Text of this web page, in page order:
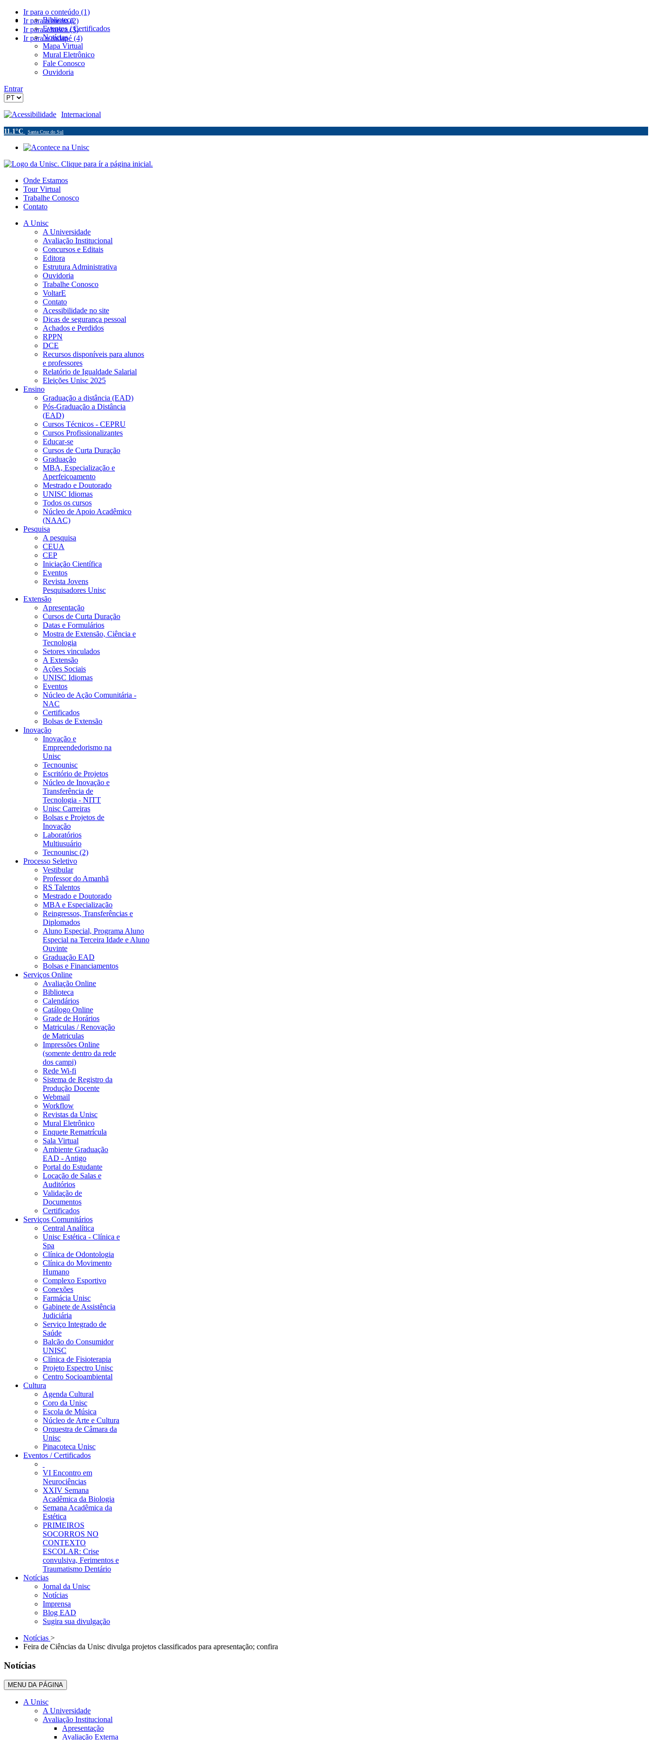
Ir para o conteúdo (1)
Ir para o menu (2)
Ir para a busca (3)
Ir para o rodapé (4)
Biblioteca
Eventos / Certificados
Notícias
Mapa Virtual
Mural Eletrônico
Fale Conosco
Ouvidoria
Entrar
Acessibilidade Internacional
11.1°C Santa Cruz do Sul
Onde Estamos
Tour Virtual
Trabalhe Conosco
Contato
A Unisc
A Universidade
Avaliação Institucional
Concursos e Editais
Editora
Estrutura Administrativa
Ouvidoria
Trabalhe Conosco
VoltarE
Contato
Acessibilidade no site
Dicas de segurança pessoal
Achados e Perdidos
RPPN
DCE
Recursos disponíveis para alunos
e professores
Relatório de Igualdade Salarial
Eleições Unisc 2025
Ensino
Graduação a distância (EAD)
Pós-Graduação a Distância
(EAD)
Cursos Técnicos - CEPRU
Cursos Profissionalizantes
Educar-se
Cursos de Curta Duração
Graduação
MBA, Especialização e
Aperfeiçoamento
Mestrado e Doutorado
UNISC Idiomas
Todos os cursos
Núcleo de Apoio Acadêmico
(NAAC)
Pesquisa
A pesquisa
CEUA
CEP
Iniciação Científica
Eventos
Revista Jovens
Pesquisadores Unisc
Extensão
Apresentação
Cursos de Curta Duração
Datas e Formulários
Mostra de Extensão, Ciência e
Tecnologia
Setores vinculados
A Extensão
Ações Sociais
UNISC Idiomas
Eventos
Núcleo de Ação Comunitária -
NAC
Certificados
Bolsas de Extensão
Inovação
Inovação e
Empreendedorismo na
Unisc
Tecnounisc
Escritório de Projetos
Núcleo de Inovação e
Transferência de
Tecnologia - NITT
Unisc Carreiras
Bolsas e Projetos de
Inovação
Laboratórios
Multiusuário
Tecnounisc (2)
Processo Seletivo
Vestibular
Professor do Amanhã
RS Talentos
Mestrado e Doutorado
MBA e Especialização
Reingressos, Transferências e
Diplomados
Aluno Especial, Programa Aluno
Especial na Terceira Idade e Aluno
Ouvinte
Graduação EAD
Bolsas e Financiamentos
Serviços Online
Avaliação Online
Biblioteca
Calendários
Catálogo Online
Grade de Horários
Matriculas / Renovação
de Matriculas
Impressões Online
(somente dentro da rede
dos campi)
Rede Wi-fi
Sistema de Registro da
Produção Docente
Webmail
Workflow
Revistas da Unisc
Mural Eletrônico
Enquete Rematrícula
Sala Virtual
Ambiente Graduação
EAD - Antigo
Portal do Estudante
Locação de Salas e
Auditórios
Validação de
Documentos
Certificados
Serviços Comunitários
Central Analítica
Unisc Estética - Clínica e
Spa
Clínica de Odontologia
Clínica do Movimento
Humano
Complexo Esportivo
Conexões
Farmácia Unisc
Gabinete de Assistência
Judiciária
Serviço Integrado de
Saúde
Balcão do Consumidor
UNISC
Clínica de Fisioterapia
Projeto Espectro Unisc
Centro Socioambiental
Cultura
Agenda Cultural
Coro da Unisc
Escola de Música
Núcleo de Arte e Cultura
Orquestra de Câmara da
Unisc
Pinacoteca Unisc
Eventos / Certificados
VI Encontro em
Neurociências
XXIV Semana
Acadêmica da Biologia
Semana Acadêmica da
Estética
PRIMEIROS
SOCORROS NO
CONTEXTO
ESCOLAR: Crise
convulsiva, Ferimentos e
Traumatismo Dentário
Notícias
Jornal da Unisc
Notícias
Imprensa
Blog EAD
Sugira sua divulgação
Notícias >
Feira de Ciências da Unisc divulga projetos classificados para apresentação; confira
Notícias
MENU DA PÁGINA
A Unisc
A Universidade
Avaliação Institucional
Apresentação
Avaliação Externa